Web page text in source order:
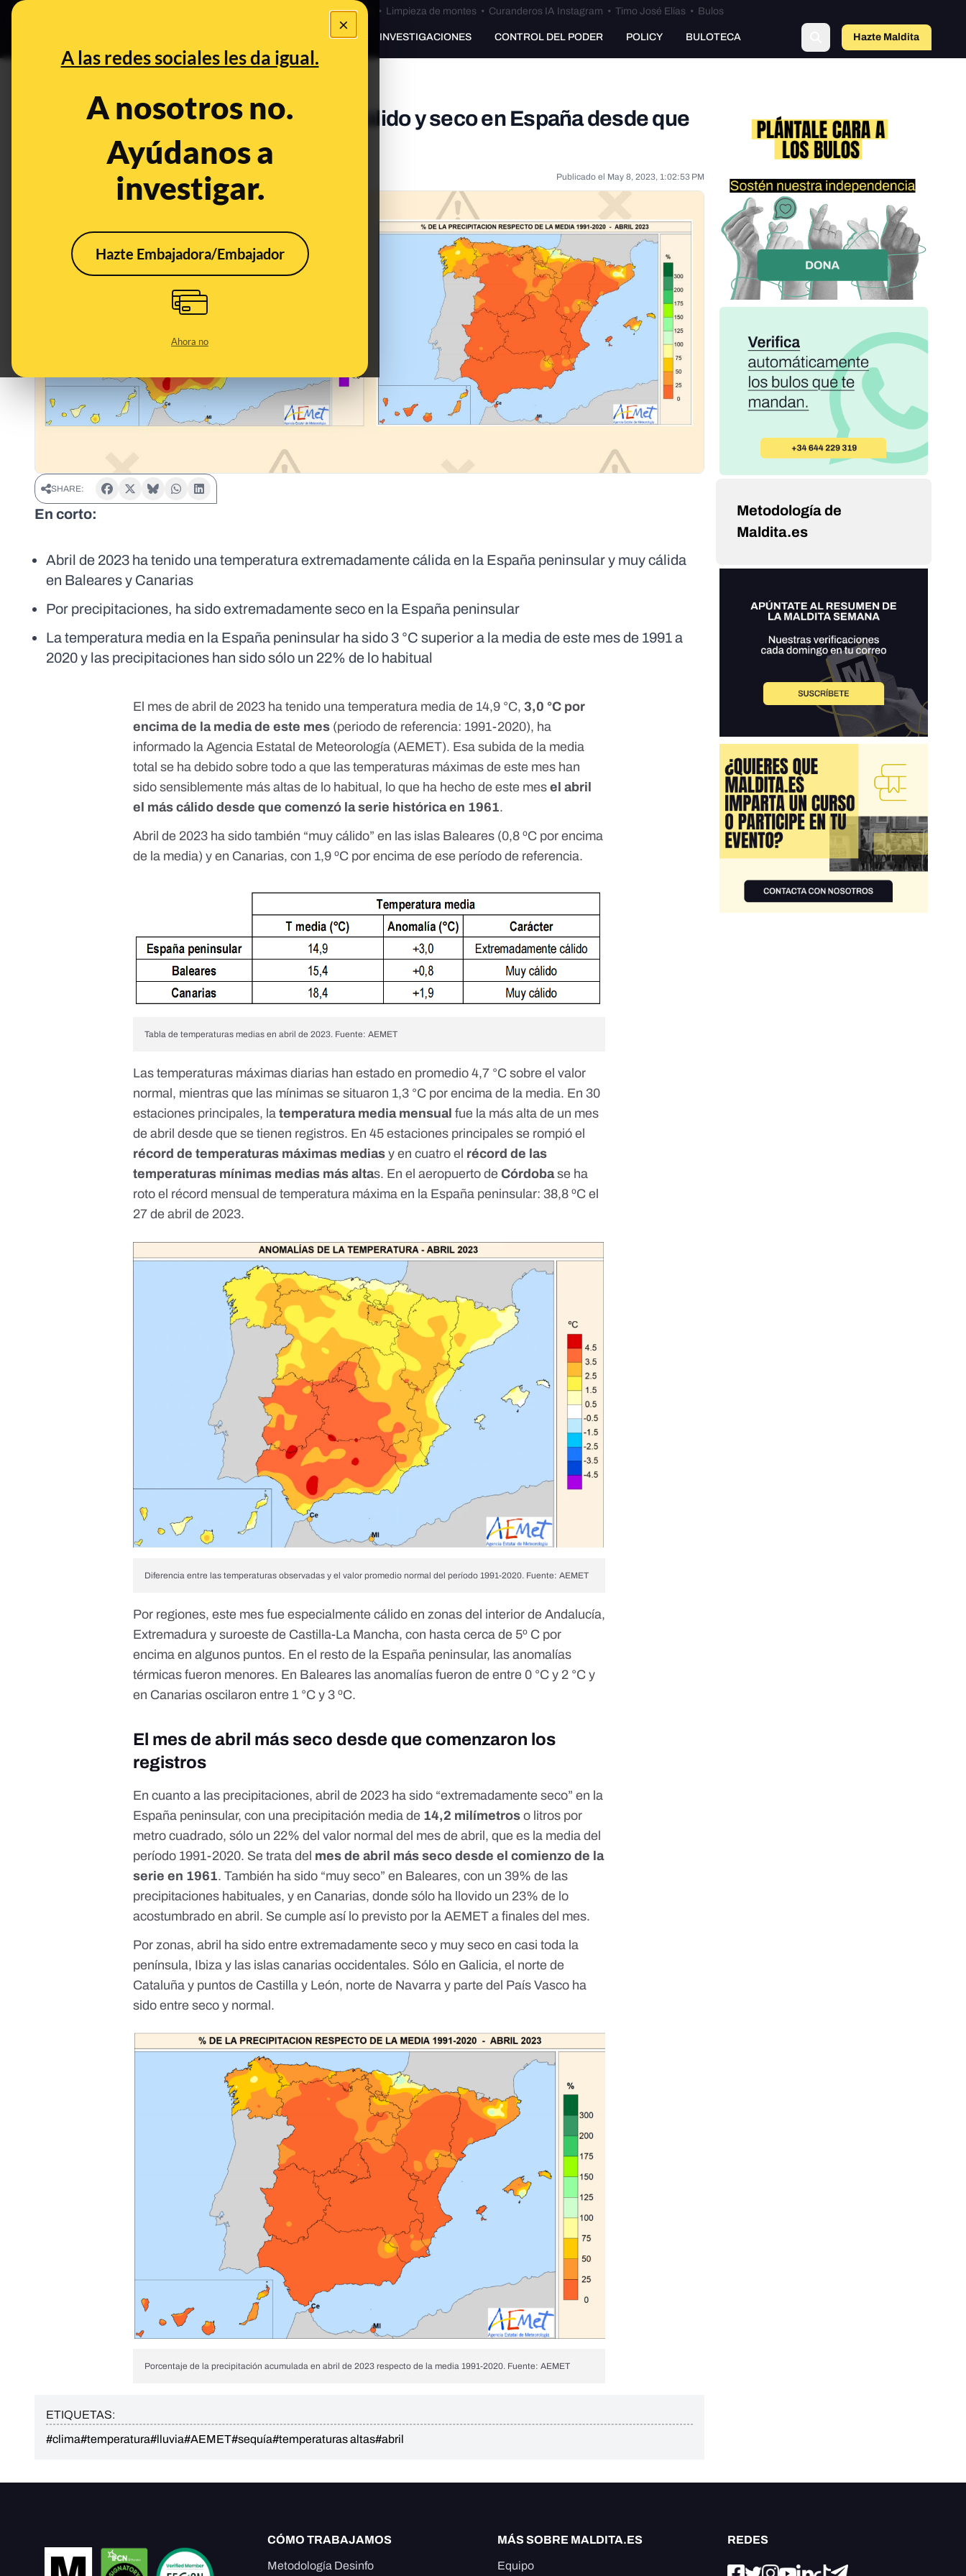
×
A las redes sociales les da igual.
A nosotros no.
Ayúdanos a
investigar.
Hazte Embajadora/Embajador
Ahora no
Bulos Ceuta • Limpieza de montes• Curanderos IA Instagram • Timo José Elías• Bulos
PREBUNKING INVESTIGACIONES CONTROL DEL PODER POLICY BULOTECA Hazte Maldito
a
Abril de 2023 ha sido el abril más cálido y seco en España desde que
hay registros
Publicado el May 8, 2023, 1:02:53 PM
SHARE:
En corto:
Abril de 2023 ha tenido una temperatura extremadamente cálida en la España peninsular y muy cálida
en Baleares y Canarias
Por precipitaciones, ha sido extremadamente seco en la España peninsular
La temperatura media en la España peninsular ha sido 3 °C superior a la media de este mes de 1991 a
2020 y las precipitaciones han sido sólo un 22% de lo habitual
El mes de abril de 2023 ha tenido una temperatura media de 14,9 °C, 3,0 °C por
encima de la media de este mes (periodo de referencia: 1991-2020), ha
informado la Agencia Estatal de Meteorología (AEMET). Esa subida de la media
total se ha debido sobre todo a que las temperaturas máximas de este mes han
sido sensiblemente más altas de lo habitual, lo que ha hecho de este mes el abril
el más cálido desde que comenzó la serie histórica en 1961.
Abril de 2023 ha sido también “muy cálido” en las islas Baleares (0,8 ºC por encima
de la media) y en Canarias, con 1,9 ºC por encima de ese período de referencia.
Tabla de temperaturas medias en abril de 2023. Fuente: AEMET
Las temperaturas máximas diarias han estado en promedio 4,7 °C sobre el valor
normal, mientras que las mínimas se situaron 1,3 °C por encima de la media. En 30
estaciones principales, latemperatura media mensual fue la más alta de un mes
de abril desde que se tienen registros. En 45 estaciones principales se rompió el
récord de temperaturas máximas medias y en cuatro el récord de las
temperaturas mínimas medias más altas. En el aeropuerto deCórdobase ha
roto el récord mensual de temperatura máxima en la España peninsular:38,8 ºC el
27 de abril de 2023.
Diferencia entre las temperaturas observadas y el valor promedio normal del período 1991-2020. Fuente: AEMET
Por regiones, este mes fue especialmente cálido en zonas del interior de Andalucía,
Extremadura y suroeste de Castilla-La Mancha, con hasta cerca de 5º C por
encima en algunos puntos. En el resto de la España peninsular, las anomalías
térmicas fueron menores. En Baleares las anomalías fueron de entre 0 °C y 2 °C y
en Canarias oscilaron entre 1 °C y 3 ºC.
El mes de abril más seco desde que comenzaron los
registros
En cuanto a las precipitaciones, abril de 2023 ha sido “extremadamente seco” en la
España peninsular, con una precipitación media de 14,2 milímetros o litros por
metro cuadrado, sólo un 22% del valor normal del mes de abril, que es la media del
período 1991-2020. Se trata del mes de abril más seco desde el comienzo de la
serie en 1961. También ha sido “muy seco” en Baleares, con un 39% de las
precipitaciones habituales, y en Canarias, donde sólo ha llovido un 23% de lo
acostumbrado en abril. Se cumple así lo previsto por la AEMET a finales del mes.
Por zonas, abril ha sido entre extremadamente seco y muy seco en casi toda la
península, Ibiza y las islas canarias occidentales. Sólo en Galicia, el norte de
Cataluña y puntos de Castilla y León, norte de Navarra y parte del País Vasco ha
sido entre seco y normal.
Porcentaje de la precipitación acumulada en abril de 2023 respecto de la media 1991-2020. Fuente: AEMET
ETIQUETAS:
#clima#temperatura#lluvia#AEMET#sequía#temperaturas altas#abril
Metodología de
Maldita.es
CÓMO TRABAJAMOS
Metodología Desinfo
MÁS SOBRE MALDITA.ES
Equipo
REDES